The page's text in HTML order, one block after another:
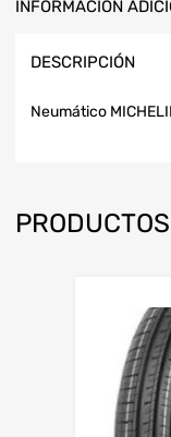
INFORMACIÓN
DESCRIPCIÓN
Neumático